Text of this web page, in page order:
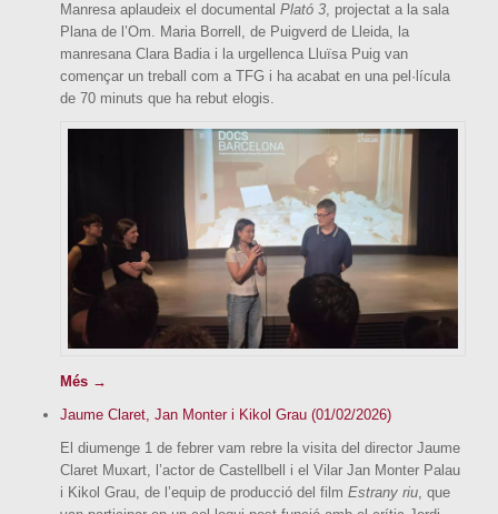
Manresa aplaudeix el documental Plató 3, projectat a la sala
Plana de l’Om. Maria Borrell, de Puigverd de Lleida, la
manresana Clara Badia i la urgellenca Lluïsa Puig van
començar un treball com a TFG i ha acabat en una pel·lícula
de 70 minuts que ha rebut elogis.
Més →
Jaume Claret, Jan Monter i Kikol Grau (01/02/2026)
El diumenge 1 de febrer vam rebre la visita del director Jaume
Claret Muxart, l’actor de Castellbell i el Vilar Jan Monter Palau
i Kikol Grau, de l’equip de producció del film Estrany riu , que